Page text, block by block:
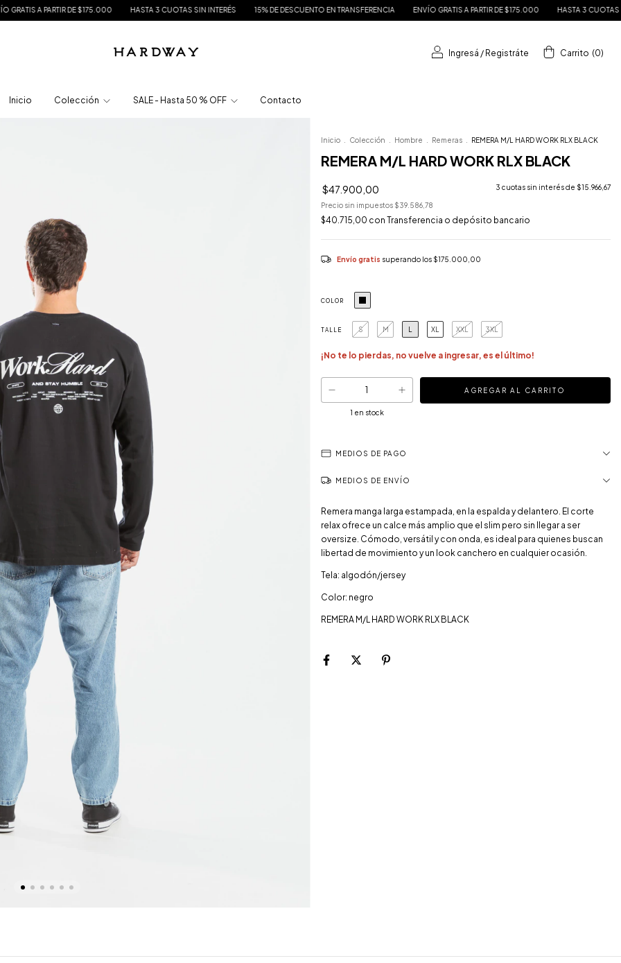
HASTA 3 CUOTAS SIN INTERÉS 15% DE DESCUENTO EN TRANSFERENCIA ENVÍO GRATIS A PARTIR DE $175.000 HASTA 3 CUOTAS SIN INTERÉS 15% DE
Ingresá / Registráte Carrito (0)
Inicio Colección SALE - Hasta 50 % OFF Contacto
Inicio Colección Hombre Remeras REMERA M/L HARD WORK RLX BLACK
REMERA M/L HARD WORK RLX BLACK
$47.900,00 3 cuotas sin interés de $15.966,67
Precio sin impuestos $39.586,78
$40.715,00 con Transferencia o depósito bancario
Envío gratis superando los $175.000,00
COLOR
TALLE S M L XL XXL 3XL
¡No te lo pierdas, no vuelve a ingresar, es el último!
1 en stock
MEDIOS DE PAGO
MEDIOS DE ENVÍO
Remera manga larga estampada, en la espalda y delantero. El corte
relax ofrece un calce más amplio que el slim pero sin llegar a ser
oversize. Cómodo, versátil y con onda, es ideal para quienes buscan
libertad de movimiento y un look canchero en cualquier ocasión.
Tela: algodón/jersey
Color: negro
REMERA M/L HARD WORK RLX BLACK